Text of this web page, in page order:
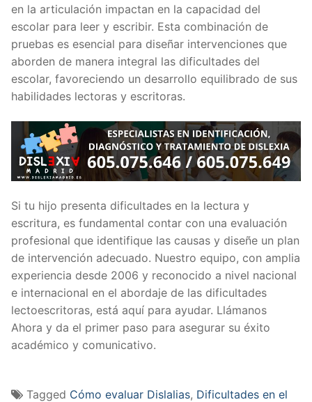
en la articulación impactan en la capacidad del
escolar para leer y escribir. Esta combinación de
pruebas es esencial para diseñar intervenciones que
aborden de manera integral las dificultades del
escolar, favoreciendo un desarrollo equilibrado de sus
habilidades lectoras y escritoras.
Si tu hijo presenta dificultades en la lectura y
escritura, es fundamental contar con una evaluación
profesional que identifique las causas y diseñe un plan
de intervención adecuado. Nuestro equipo, con amplia
experiencia desde 2006 y reconocido a nivel nacional
e internacional en el abordaje de las dificultades
lectoescritoras, está aquí para ayudar. Llámanos
Ahora y da el primer paso para asegurar su éxito
académico y comunicativo.
Tagged Cómo evaluar Dislalias, Dificultades en el